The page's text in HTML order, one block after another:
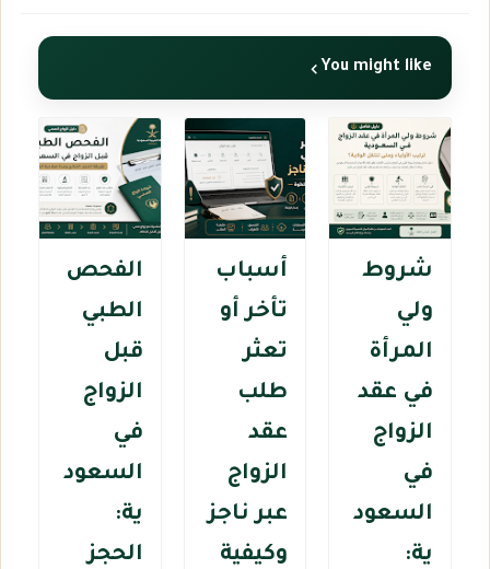
You might like
شروط
ولي
المرأة
في عقد
الزواج
في
السعود
ية:
أسباب
تأخر أو
تعثر
طلب
عقد
الزواج
عبر ناجز
وكيفية
الفحص
الطبي
قبل
الزواج
في
السعود
ية:
الحجز